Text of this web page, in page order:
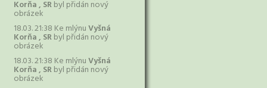
Korňa , SRbyl přidán nový
obrázek
18.03. 21:38 Ke mlýnuVyšná
Korňa , SRbyl přidán nový
obrázek
18.03. 21:38 Ke mlýnuVyšná
Korňa , SRbyl přidán nový
obrázek